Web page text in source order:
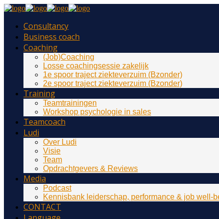
Consultancy
Business coach
Coaching
(Job)Coaching
Losse coachingsessie zakelijk
1e spoor traject ziekteverzuim (Bzonder)
2e spoor traject ziekteverzuim (Bzonder)
Training
Teamtrainingen
Workshop psychologie in sales
Teamcoach
Ludi
Over Ludi
Visie
Team
Opdrachtgevers & Reviews
Media
Podcast
Kennisbank leiderschap, performance & job well-
CONTACT